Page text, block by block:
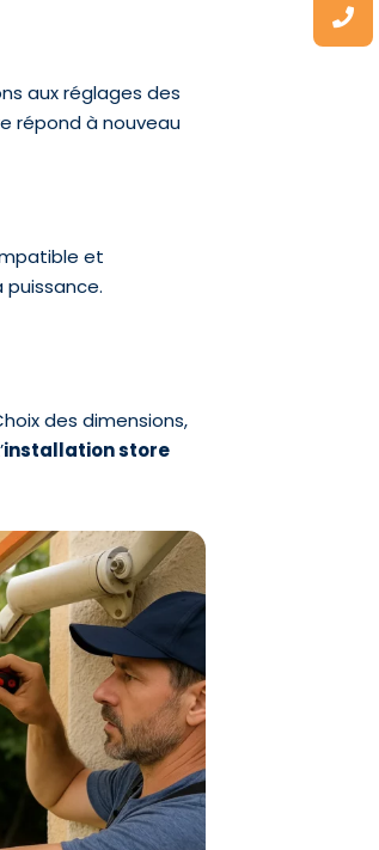
aux réglages des
répond à nouveau
et
des dimensions,
installation store